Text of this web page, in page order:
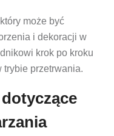
może być
i dekoracji w
krok po kroku
trybie przetrwania.